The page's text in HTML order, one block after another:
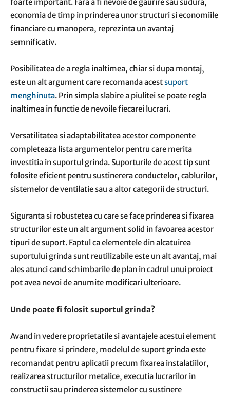
economia de timp in prinderea unor structuri si economiile
financiare cu manopera, reprezinta un avantaj
semnificativ.
Posibilitatea de a regla inaltimea, chiar si dupa montaj,
este un alt argument care recomanda acestsuport
menghinuta. Prin simpla slabire a piulitei se poate regla
inaltimea in functie de nevoile fiecarei lucrari.
Versatilitatea si adaptabilitatea acestor componente
completeaza lista argumentelor pentru care merita
investitia in suportul grinda. Suporturile de acest tip sunt
folosite eficient pentru sustinerera conductelor, cablurilor,
sistemelor de ventilatie sau a altor categorii de structuri.
Siguranta si robustetea cu care se face prinderea si fixarea
structurilor este un alt argument solid in favoarea acestor
tipuri de suport. Faptul ca elementele din alcatuirea
suportului grinda sunt reutilizabile este un alt avantaj, mai
ales atunci cand schimbarile de plan in cadrul unui proiect
pot avea nevoi de anumite modificari ulterioare.
Unde poate fi folosit suportul grinda?
Avand in vedere proprietatile si avantajele acestui element
pentru fixare si prindere, modelul de suport grinda este
recomandat pentru aplicatii precum fixarea instalatiilor,
realizarea structurilor metalice, executia lucrarilor in
constructii sau prinderea sistemelor cu sustinere